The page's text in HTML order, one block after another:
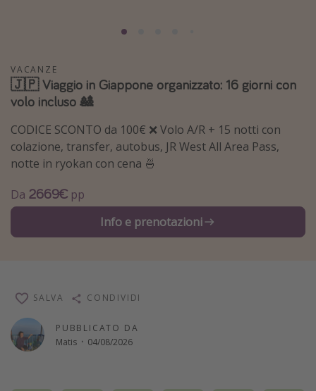
Egitto
Tunisia
Malta
Canarie
Capo Verde
Tipo di vacanza
Vacanze last minute
Vacanze con bambini
Vacanze al mare
VACANZE
🇯🇵 Viaggio in Giappone organizzato: 16 giorni con
volo incluso 🎎
CODICE SCONTO da 100€ ❌ Volo A/R + 15 notti con
colazione, transfer, autobus, JR West All Area Pass,
notte in ryokan con cena 🍜
Da 2669€ pp
Info e prenotazioni
PUBBLICATO DA
Matis · 04/08/2026
SALVA CONDIVIDI